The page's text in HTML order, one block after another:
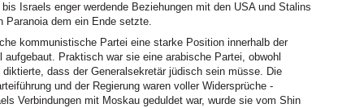
Israels enger werdende Beziehungen mit den USA und Stalins
Paranoia dem ein Ende setzte.
kommunistische Partei eine starke Position innerhalb der
Praktisch war sie eine arabische Partei, obwohl
diktierte, dass der Generalsekretär jüdisch sein müsse. Die
und der Regierung waren voller Widersprüche -
Verbindungen mit Moskau geduldet war, wurde sie vom Shin